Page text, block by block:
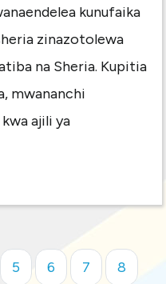
kunufaika
zinazotolewa
na Sheria. Kupitia
mwananchi
ajili ya
Page
5 Page
6 Page
7 Page
8